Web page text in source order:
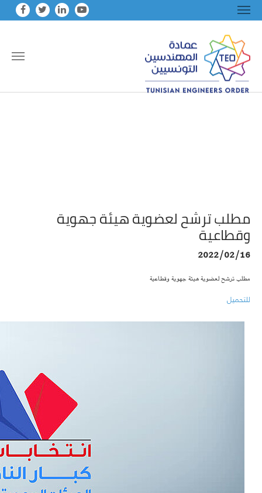
مطلب ترشح لعضوية هيئة جهوية
وقطاعية
2022/02/16
مطلب ترشح لعضوية هيئة جهوية وقطاعية
للتحميل